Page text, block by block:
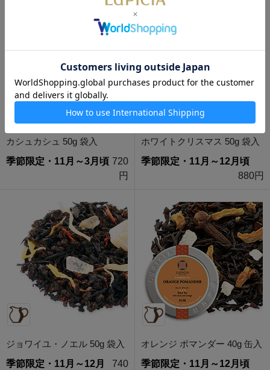
カシュカシュ 50g 袋入
季節限定・11月～3月頃 720
円
ホワイトクリスマス 50g 袋入
季節限定・11月～12月頃
880円
ジョワイユ・ノエル 50g 袋入
季節限定・11月～12月
740
オレンジ ポマンダー 40g 缶入
季節限定・11月～12月頃